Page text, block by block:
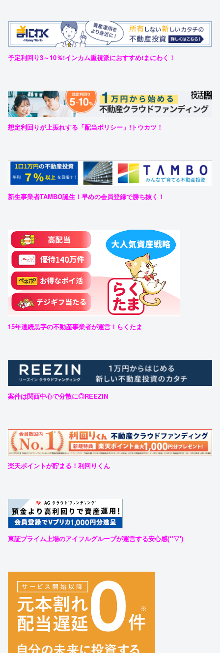
予定利回り3～10％!インカム重視派におすすめ!まにわく！
想定利回りが上振れする「配当ポリシー」!トウカツ！
新生事業者TAMBO誕生！早めの会員登録で勝ち抜く！
15年連続黒字の不動産事業者が運営！らくたま
案件は関西中心で分散に◎REEZIN
楽天ポイントが貯まる！利回りくん
東証プライム上場のアイフルグループが運営する安心感(*'▽')